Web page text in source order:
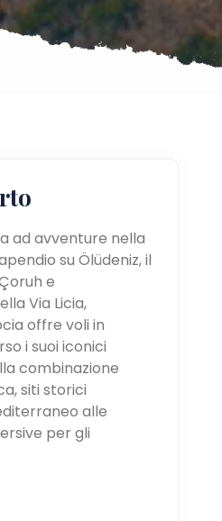
ad avventure nella
su Ölüdeniz, il
e
Via Licia,
offre voli in
i suoi iconici
combinazione
siti storici
alle
per gli